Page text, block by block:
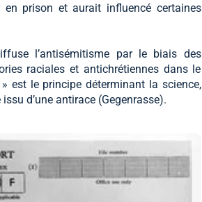
prison et aurait influencé certaines
l’antisémitisme par le biais des
raciales et antichrétiennes dans le
est le principe déterminant la science,
d’une antirace (Gegenrasse).